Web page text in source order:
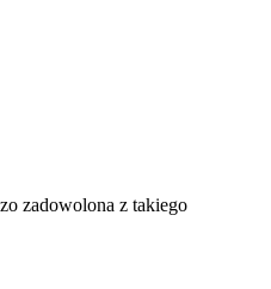
zadowolona z takiego